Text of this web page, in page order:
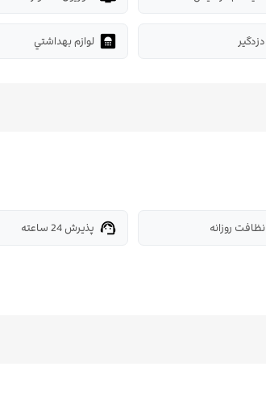
دزدگیر bathroom لوازم بهداشتي
نظافت روزانه support_agent پذیرش 24 ساعته